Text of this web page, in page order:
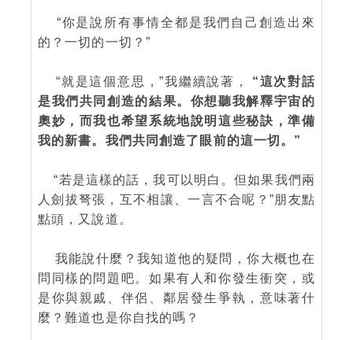
“你是說所有事情全都是我們自己創造出來
的？一切的一切？”
“就是這個意思，”我繼續說著，
“這次對話
是我們共同創造的結果。你想聽我解釋宇宙的
奧妙，而我也希望系統地說明這些秘訣，準備
我的新書。我們共同創造了眼前的這一切。”
“若是這樣的話，我可以明白。但如果我們兩
人劍拔弩張，互不相讓、一言不合呢？”朋友點
點頭，又說道。
我能說什麼？我知道他的疑問，你大概也在
問同樣的問題吧。如果有人和你發生衝突，或
是你與親戚、伴侶、鄰居發生爭執，意味著什
麼？難道也是你自找的嗎？